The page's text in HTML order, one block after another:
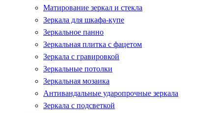
Матирование зеркал и стекла
Зеркала для шкафа-купе
Зеркальное панно
Зеркальная плитка с фацетом
Зеркала с гравировкой
Зеркальные потолки
Зеркальная мозаика
Антивандальные ударопрочные зеркала
Зеркала с подсветкой